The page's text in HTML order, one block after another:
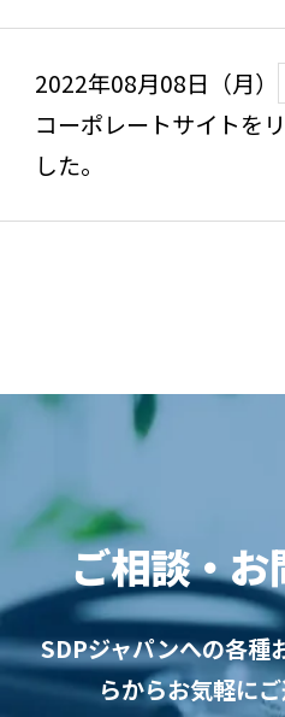
沿革
お問い
2022年08月08日（月）
コーポレートサイトを
した。
ご相談・お
SDPジャパンへの各種
らからお気軽に